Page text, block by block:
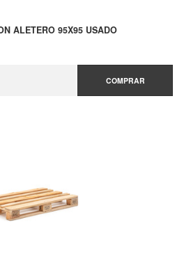
ALETERO 95X95 USADO
COMPRAR